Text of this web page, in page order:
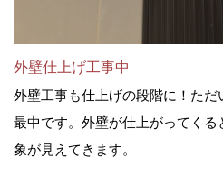
外壁仕上げ工事中
外壁工事も仕上げの段階に！ただ
最中です。外壁が仕上がってく
象が見えてきます。